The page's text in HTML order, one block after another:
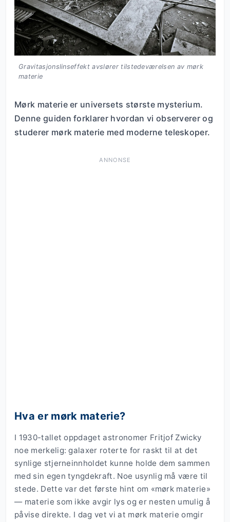
Gravitasjonslinseffekt avslører tilstedeværelsen av mørk
materie
Mørk materie er universets største mysterium.
Denne guiden forklarer hvordan vi observerer og
studerer mørk materie med moderne teleskoper.
ANNONSE
Hva er mørk materie?
I 1930-tallet oppdaget astronomer Fritjof Zwicky
noe merkelig: galaxer roterte for raskt til at det
synlige stjerneinnholdet kunne holde dem sammen
med sin egen tyngdekraft. Noe usynlig må være til
stede. Dette var det første hint om «mørk materie»
— materie som ikke avgir lys og er nesten umulig å
påvise direkte. I dag vet vi at mørk materie omgir